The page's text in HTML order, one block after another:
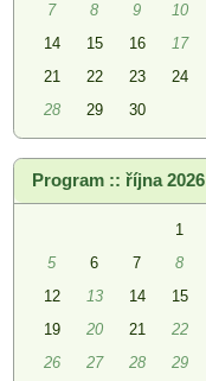
7
8 9 10
14
15 16 17
21
22 23 24
28
29 30
Program :: října 2026
1
5
6 7 8
12
13 14 15
19
20 21 22
26
27 28 29